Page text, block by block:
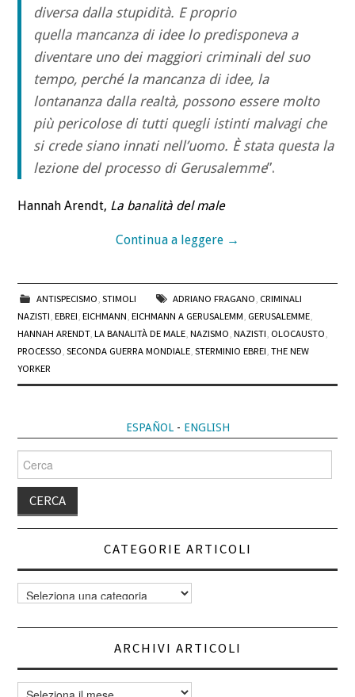
diversa dalla stupidità. E proprio
quella mancanza di idee lo predisponeva a
diventare uno dei maggiori criminali del suo
tempo, perché la mancanza di idee, la
lontananza dalla realtà, possono essere molto
più pericolose di tutti quegli istinti malvagi che
si crede siano innati nell’uomo. È stata questa la
lezione del processo di Gerusalemme”.
Hannah Arendt, La banalità del male
Continua a leggere →
ANTISPECISMO, STIMOLI ADRIANO FRAGANO, CRIMINALI
NAZISTI,EBREI,EICHMANN,EICHMANN A GERUSALEMM, GERUSALEMME,
HANNAH ARENDT,LA BANALITÀ DE MALE,NAZISMO,NAZISTI, OLOCAUSTO,
PROCESSO,SECONDA GUERRA MONDIALE,STERMINIO EBREI,THE NEW
YORKER
ESPAÑOL- ENGLISH
Cerca
per:
CATEGORIE ARTICOLI
Categorie
articoli
ARCHIVI ARTICOLI
Archivi